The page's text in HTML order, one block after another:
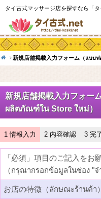
タイ古式マッサージ店を探すなら「タ
新規店舗掲載入力フォーム（แบบ